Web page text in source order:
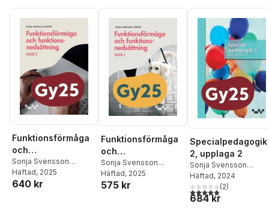
Funktionsförmåga
och
funktionsnedsättni
ng, nivå 2
Sonja Svensson
Höstfält
Häftad, 2025
640 kr
Funktionsförmåga
och
funktionsnedsättni
ng, nivå 1
Sonja Svensson
Höstfält
Häftad, 2025
575 kr
Specialpedagogik
2, upplaga 2
Sonja Svensson
Höstfält
Häftad, 2024
5,0utav 5 stjärnor.
(2)
684 kr